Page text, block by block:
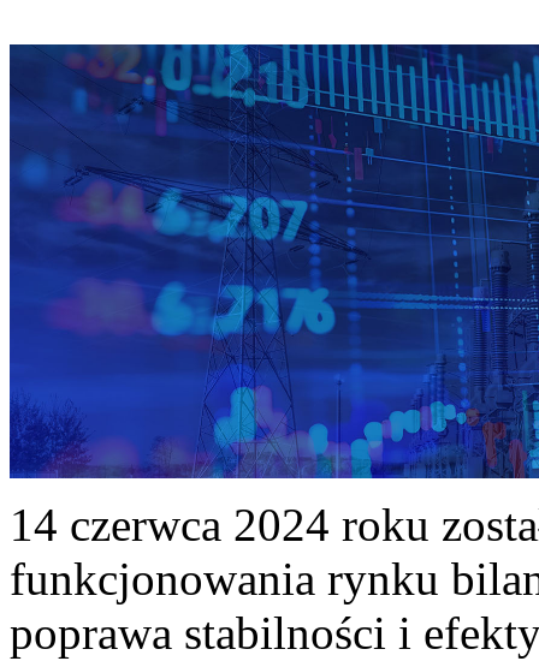
14 czerwca 2024 roku
funkcjonowania rynku
poprawa stabilności i